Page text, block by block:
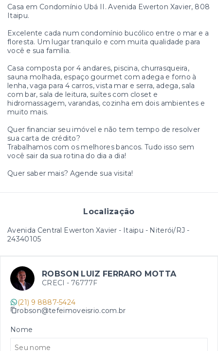
Casa em Condomínio Ubá II. Avenida Ewerton Xavier, 808
Itaipu.
Excelente cada num condomínio bucólico entre o mar e a
floresta. Um lugar tranquilo e com muita qualidade para
você e sua família.
Casa composta por 4 andares, piscina, churrasqueira,
sauna molhada, espaço gourmet com adega e forno à
lenha, vaga para 4 carros, vista mar e serra, adega, sala
com bar, sala de leitura, suítes com closet e
hidromassagem, varandas, cozinha em dois ambientes e
muito mais.
Quer financiar seu imóvel e não tem tempo de resolver
sua carta de crédito?
Trabalhamos com os melhores bancos. Tudo isso sem
você sair da sua rotina do dia a dia!
Quer saber mais? Agende sua visita!
Localização
Avenida Central Ewerton Xavier - Itaipu - Niterói/RJ -
24340105
ROBSON LUIZ FERRARO MOTTA
CRECI - 76777F
(21) 9 8887-5424
robson@tefeimoveisrio.com.br
Nome